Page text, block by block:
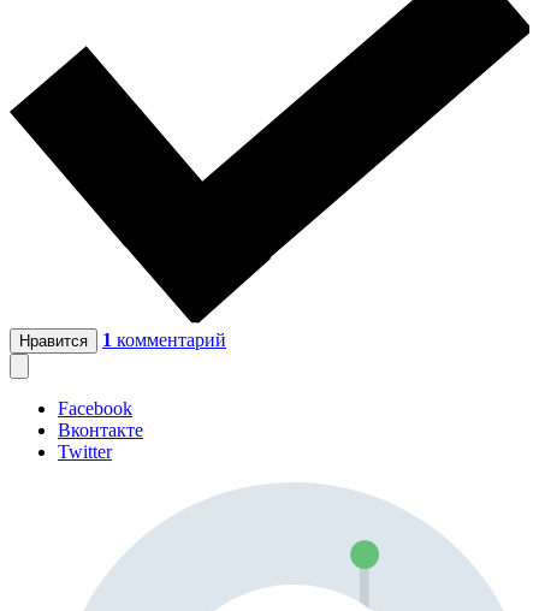
Нравится 1 комментарий
Facebook
Вконтакте
Twitter